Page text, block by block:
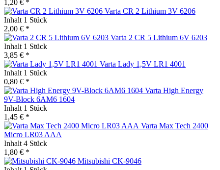
1,20 € *
Varta CR 2 Lithium 3V 6206
Inhalt 1 Stück
2,00 € *
Varta 2 CR 5 Lithium 6V 6203
Inhalt 1 Stück
3,85 € *
Varta Lady 1,5V LR1 4001
Inhalt 1 Stück
0,80 € *
Varta High Energy
9V-Block 6AM6 1604
Inhalt 1 Stück
1,45 € *
Varta Max Tech 2400
Micro LR03 AAA
Inhalt 4 Stück
1,80 € *
Mitsubishi CK-9046